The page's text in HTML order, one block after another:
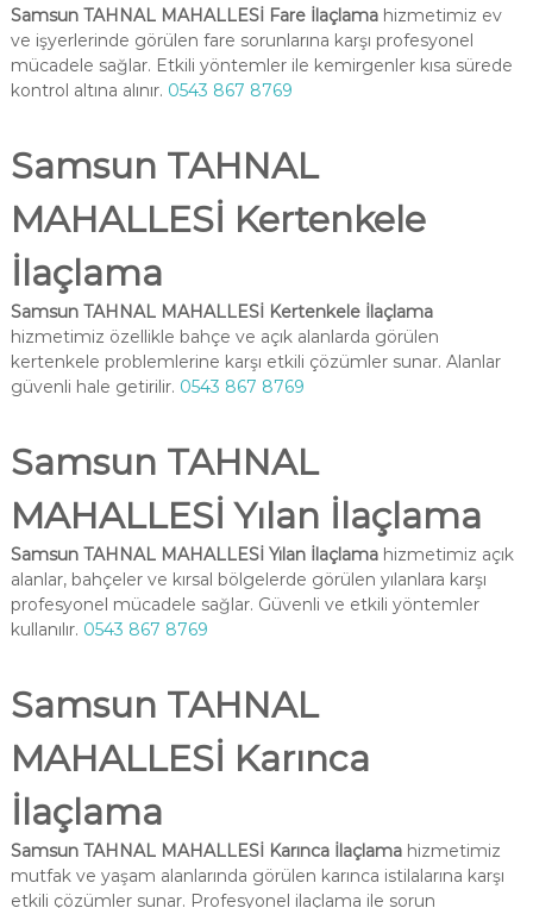
Samsun TAHNAL MAHALLESİ Fare İlaçlamahizmetimiz ev
ve işyerlerinde görülen fare sorunlarına karşı profesyonel
mücadele sağlar. Etkili yöntemler ile kemirgenler kısa sürede
kontrol altına alınır. 0543 867 8769
Samsun TAHNAL
MAHALLESİ Kertenkele
İlaçlama
Samsun TAHNAL MAHALLESİ Kertenkele İlaçlama
hizmetimiz özellikle bahçe ve açık alanlarda görülen
kertenkele problemlerine karşı etkili çözümler sunar. Alanlar
güvenli hale getirilir. 0543 867 8769
Samsun TAHNAL
MAHALLESİ Yılan İlaçlama
Samsun TAHNAL MAHALLESİ Yılan İlaçlamahizmetimiz açık
alanlar, bahçeler ve kırsal bölgelerde görülen yılanlara karşı
profesyonel mücadele sağlar. Güvenli ve etkili yöntemler
kullanılır. 0543 867 8769
Samsun TAHNAL
MAHALLESİ Karınca
İlaçlama
Samsun TAHNAL MAHALLESİ Karınca İlaçlamahizmetimiz
mutfak ve yaşam alanlarında görülen karınca istilalarına karşı
etkili çözümler sunar. Profesyonel ilaçlama ile sorun